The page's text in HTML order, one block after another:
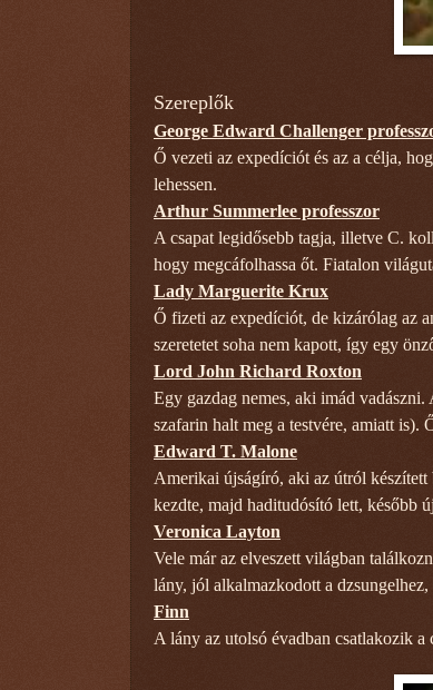
Szereplők
George Edward Challenger
Ő vezeti az expedíciót és az a célja,
lehessen.
Arthur Summerlee professzor
A csapat legidősebb tagja, illetve C.
hogy megcáfolhassa őt. Fiatalon
Lady Marguerite Krux
Ő fizeti az expedíciót, de kizárólag az
szeretetet soha nem kapott, így egy
Lord John Richard Roxton
Egy gazdag nemes, aki imád
szafarin halt meg a testvére, amiatt is).
Edward T. Malone
Amerikai újságíró, aki az útról
kezdte, majd haditudósító lett, később
Veronica Layton
Vele már az elveszett világban
lány, jól alkalmazkodott a
Finn
A lány az utolsó évadban csatlakozik a